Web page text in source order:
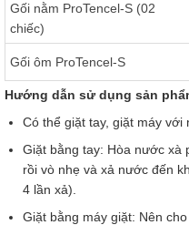
Gối nằm ProTencel-S (02
chiếc)
Gối ôm ProTencel-S
Hướng dẫn sử dụng sản
Có thể giặt tay, giặt máy với
​​Giặt bằng tay: Hòa nước xà
rồi vò nhẹ và xả nước đến
4 lần xả).
Giặt bằng máy giặt: Nên